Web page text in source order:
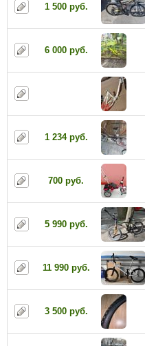
1 500 руб.
6 000 руб.
1 234 руб.
700 руб.
5 990 руб.
11 990 руб.
3 500 руб.